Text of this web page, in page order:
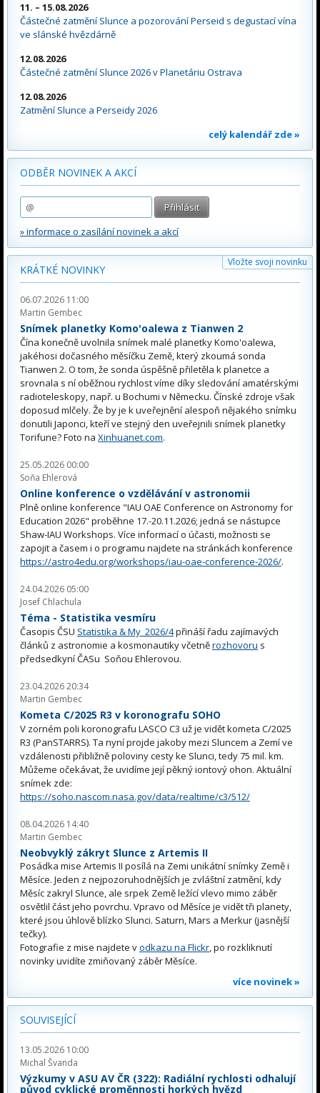
11. – 15.08.2026
Částečné zatmění Slunce a pozorování Perseid s degustací vína
ve slánské hvězdárně
12.08.2026
Částečné zatmění Slunce 2026 v Planetáriu Ostrava
12.08.2026
Zatmění Slunce a Perseidy 2026
celý kalendář zde »
ODBĚR NOVINEK A AKCÍ
» informace o zasílání novinek a akcí
Vložte svoji novinku
KRÁTKÉ NOVINKY
06.07.2026 11:00
Martin Gembec
Snímek planetky Komo'oalewa z Tianwen 2
Čína konečně uvolnila snímek malé planetky Komo'oalewa,
jakéhosi dočasného měsíčku Země, který zkoumá sonda
Tianwen 2. O tom, že sonda úspěšně přiletěla k planetce a
srovnala s ní oběžnou rychlost víme díky sledování amatérskými
radioteleskopy, např. u Bochumi v Německu. Čínské zdroje však
doposud mlčely. Že by je k uveřejnění alespoň nějakého snímku
donutili Japonci, kteří ve stejný den uveřejnili snímek planetky
Torifune? Foto na Xinhuanet.com.
25.05.2026 00:00
Soňa Ehlerová
Online konference o vzdělávání v astronomii
Plně online konference "IAU OAE Conference on Astronomy for
Education 2026" proběhne 17.-20.11.2026; jedná se nástupce
Shaw-IAU Workshops. Více informací o účasti, možnosti se
zapojit a časem i o programu najdete na stránkách konference
https://astro4edu.org/workshops/iau-oae-conference-2026/.
24.04.2026 05:00
Josef Chlachula
Téma - Statistika vesmíru
Časopis ČSU Statistika & My 2026/4přináší řadu zajímavých
článků z astronomie a kosmonautiky včetněrozhovoru s
předsedkyní ČASu Soňou Ehlerovou.
23.04.2026 20:34
Martin Gembec
Kometa C/2025 R3 v koronografu SOHO
V zorném poli koronografu LASCO C3 už je vidět kometa C/2025
R3 (PanSTARRS). Ta nyní projde jakoby mezi Sluncem a Zemí ve
vzdálenosti přibližně poloviny cesty ke Slunci, tedy 75 mil. km.
Můžeme očekávat, že uvidíme její pěkný iontový ohon. Aktuální
snímek zde:
https://soho.nascom.nasa.gov/data/realtime/c3/512/
08.04.2026 14:40
Martin Gembec
Neobvyklý zákryt Slunce z Artemis II
Posádka mise Artemis II posílá na Zemi unikátní snímky Země i
Měsíce. Jeden z nejpozoruhodnějších je zvláštní zatmění, kdy
Měsíc zakryl Slunce, ale srpek Země ležící vlevo mimo záběr
osvětlil část jeho povrchu. Vpravo od Měsíce je vidět tři planety,
které jsou úhlově blízko Slunci. Saturn, Mars a Merkur (jasnější
tečky).
Fotografie z mise najdete vodkazu na Flickr, po rozkliknutí
novinky uvidíte zmiňovaný záběr Měsíce.
více novinek »
SOUVISEJÍCÍ
13.05.2026 10:00
Michal Švanda
Výzkumy v ASU AV ČR (322): Radiální rychlosti odhalují
původ cyklické proměnnosti horkých hvězd